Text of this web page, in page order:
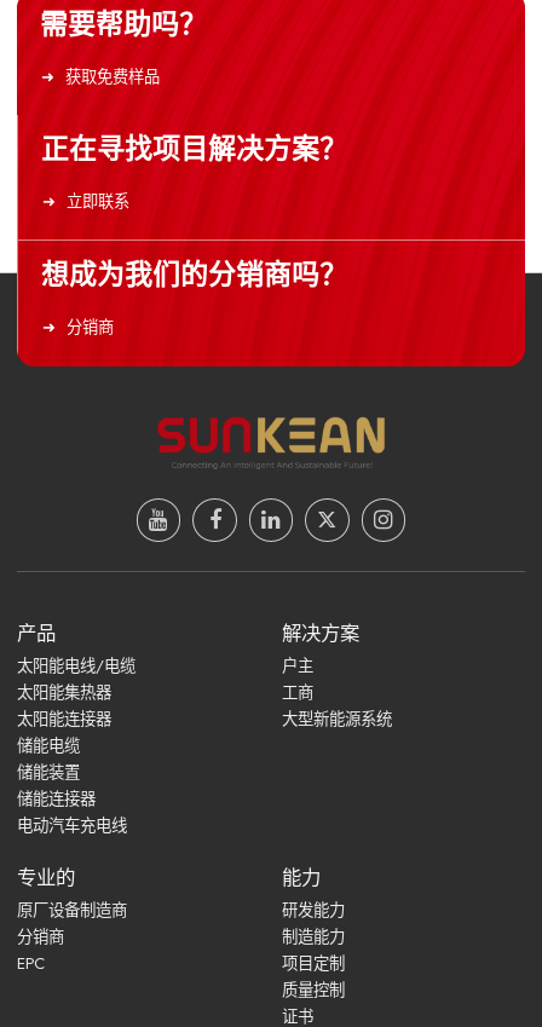
需要帮助吗？
获取免费样品
正在寻找项目解决方案？
立即联系
想成为我们的分销商吗？
分销商
产品
太阳能电线/电缆
太阳能集热器
太阳能连接器
储能电缆
储能装置
储能连接器
电动汽车充电线
解决方案
户主
工商
大型新能源系统
专业的
原厂设备制造商
分销商
EPC
能力
研发能力
制造能力
项目定制
质量控制
证书